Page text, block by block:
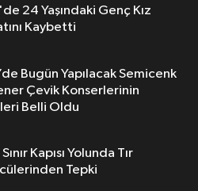
24 Yaşındaki Genç Kız
Kaybetti
Bugün Yapılacak Semicenk
Çevik Konserlerinin
Belli Oldu
Kapısı Yolunda Tır
Tepki